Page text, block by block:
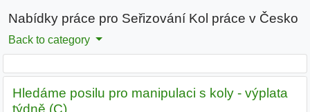
Nabídky práce pro Seřizování Kol práce v Česko
Back to category
Hledáme posilu pro manipulaci s koly - výplata